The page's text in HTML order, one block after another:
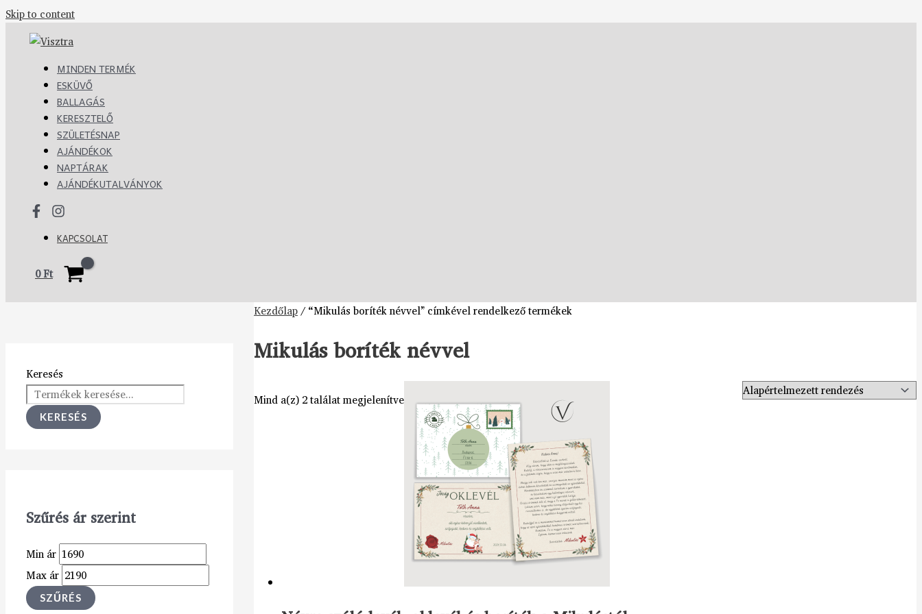
Skip to content
MINDEN TERMÉK
ESKÜVŐ
BALLAGÁS
KERESZTELŐ
SZÜLETÉSNAP
AJÁNDÉKOK
NAPTÁRAK
AJÁNDÉKUTALVÁNYOK
KAPCSOLAT
0Ft
Keresés
KERESÉS
Szűrés ár szerint
Min ár
Max ár
SZŰRÉS
Kezdőlap/ “Mikulás boríték névvel” címkével rendelkező termékek
Mikulás boríték névvel
Mind a(z) 2 találat megjelenítve